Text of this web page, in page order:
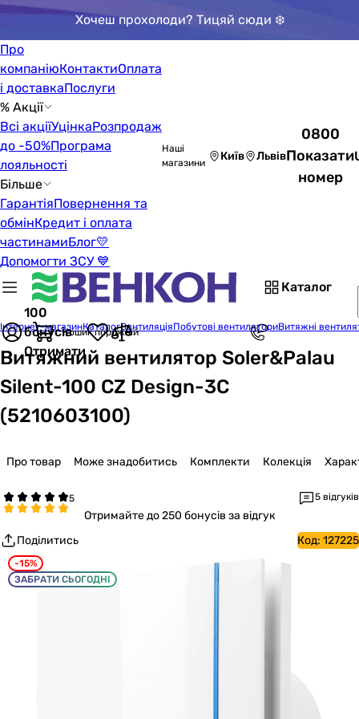
Хочеш прохолоди? Тицяй сюди ❄️
Про
компаніюКонтактиОплата
і доставкаПослуги
% Акції
Всі акціїУцінкаРозпродаж
до -50%Програма
лояльності
Більше
ГарантіяПовернення та
обмінКредит і оплата
частинамиБлог💛
Допомогти ЗСУ 💙
Наші
магазини
Київ Львів
0800
Показати
номер
Каталог
100
бонусів
Отримати
Кошик порожній
Інтернет-магазинКаталогВентиляціяПобутові вентиляториВитяжні
Витяжний вентилятор Soler&Palau
Silent-100 CZ Design-3C
(5210603100)
Про товар Може знадобитись Комплекти Колекція
5 відгуків
Отримайтедо 250 бонусів за відгук
Поділитись
Код: 127225
-15%
ЗАБРАТИ СЬОГОДНІ